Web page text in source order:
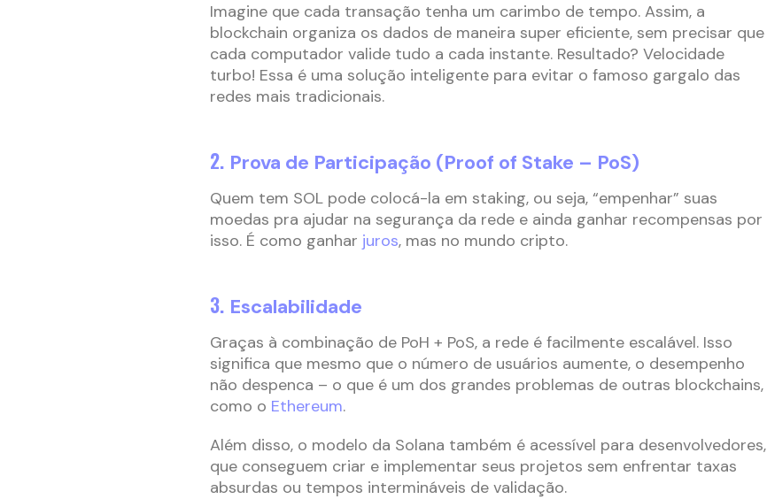
Imagine que cada transação tenha um carimbo de tempo. Assim, a
blockchain organiza os dados de maneira super eficiente, sem precisar que
cada computador valide tudo a cada instante. Resultado? Velocidade
turbo! Essa é uma solução inteligente para evitar o famoso gargalo das
redes mais tradicionais.
2. Prova de Participação (Proof of Stake – PoS)
Quem tem SOL pode colocá-la em staking, ou seja, “empenhar” suas
moedas pra ajudar na segurança da rede e ainda ganhar recompensas por
isso. É como ganhar juros, mas no mundo cripto.
3. Escalabilidade
Graças à combinação de PoH + PoS, a rede é facilmente escalável. Isso
significa que mesmo que o número de usuários aumente, o desempenho
não despenca – o que é um dos grandes problemas de outras blockchains,
como o Ethereum.
Além disso, o modelo da Solana também é acessível para desenvolvedores,
que conseguem criar e implementar seus projetos sem enfrentar taxas
absurdas ou tempos intermináveis de validação.